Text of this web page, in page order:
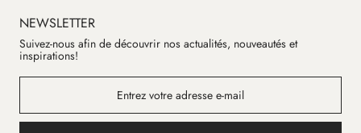
NEWSLETTER
Suivez-nous afin de découvrir nos actualités, nouveautés et
inspirations!